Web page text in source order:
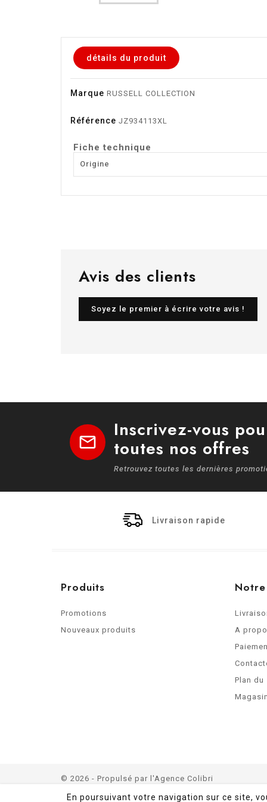
détails du produit
Marque RUSSELL COLLECTION
Référence JZ934113XL
Fiche technique
Origine
Avis des clients
Soyez le premier à écrire votre avis !
mail
Inscrivez-vous
toutes nos offres
Retrouvez toutes les dernières
Livraison rapide
Produits
Promotions
Nouveaux produits
A
Plan du
© 2026 - Propulsé par l'Agence Colibri
En poursuivant votre navigation sur ce site,